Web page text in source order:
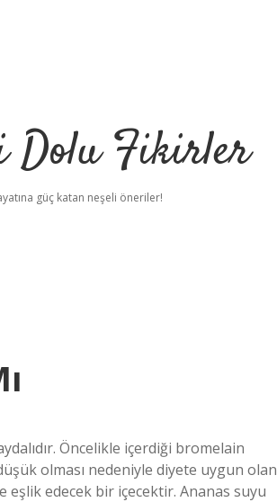
Dolu Fikirler
güç katan neşeli öneriler!
Öncelikle içerdiği bromelain
olması nedeniyle diyete uygun olan
edecek bir içecektir. Ananas suyu